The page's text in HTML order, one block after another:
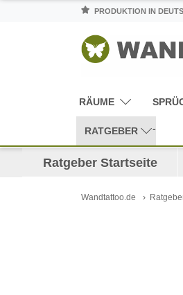
PRODUKTION IN
RÄUME
RATGEBER
Ratgeber Startseite
Wandtattoo.de